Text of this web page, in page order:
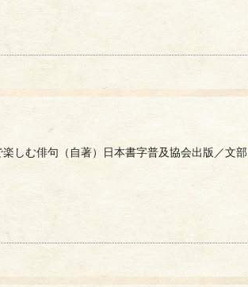
しむ俳句（自著）日本書字普及協会出版／文部